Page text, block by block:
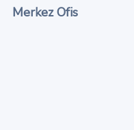
Merkez Ofis